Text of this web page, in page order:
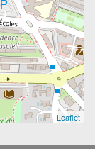
Leaflet